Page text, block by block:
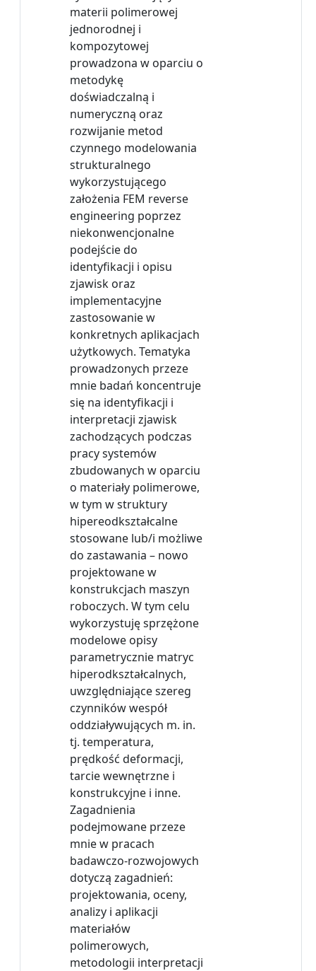
materii polimerowej
jednorodnej i
kompozytowej
prowadzona w oparciu o
metodykę
doświadczalną i
numeryczną oraz
rozwijanie metod
czynnego modelowania
strukturalnego
wykorzystującego
założenia FEM reverse
engineering poprzez
niekonwencjonalne
podejście do
identyfikacji i opisu
zjawisk oraz
implementacyjne
zastosowanie w
konkretnych aplikacjach
użytkowych. Tematyka
prowadzonych przeze
mnie badań koncentruje
się na identyfikacji i
interpretacji zjawisk
zachodzących podczas
pracy systemów
zbudowanych w oparciu
o materiały polimerowe,
w tym w struktury
hipereodkształcalne
stosowane lub/i możliwe
do zastawania – nowo
projektowane w
konstrukcjach maszyn
roboczych. W tym celu
wykorzystuję sprzężone
modelowe opisy
parametrycznie matryc
hiperodkształcalnych,
uwzględniające szereg
czynników wespół
oddziaływujących m. in.
tj. temperatura,
prędkość deformacji,
tarcie wewnętrzne i
konstrukcyjne i inne.
Zagadnienia
podejmowane przeze
mnie w pracach
badawczo-rozwojowych
dotyczą zagadnień:
projektowania, oceny,
analizy i aplikacji
materiałów
polimerowych,
metodologii interpretacji